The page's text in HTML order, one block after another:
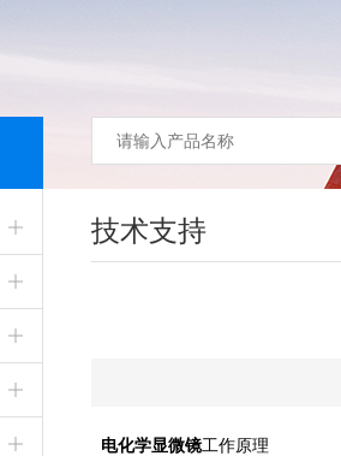
技术支持
电化学显微镜工作原理